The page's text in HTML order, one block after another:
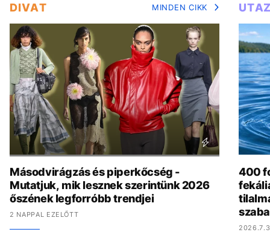
DIVAT MINDEN CIKK
Másodvirágzás és piperkőcség -
Mutatjuk, mik lesznek szerintünk 2026
őszének legforróbb trendjei
2 NAPPAL EZELŐTT
400